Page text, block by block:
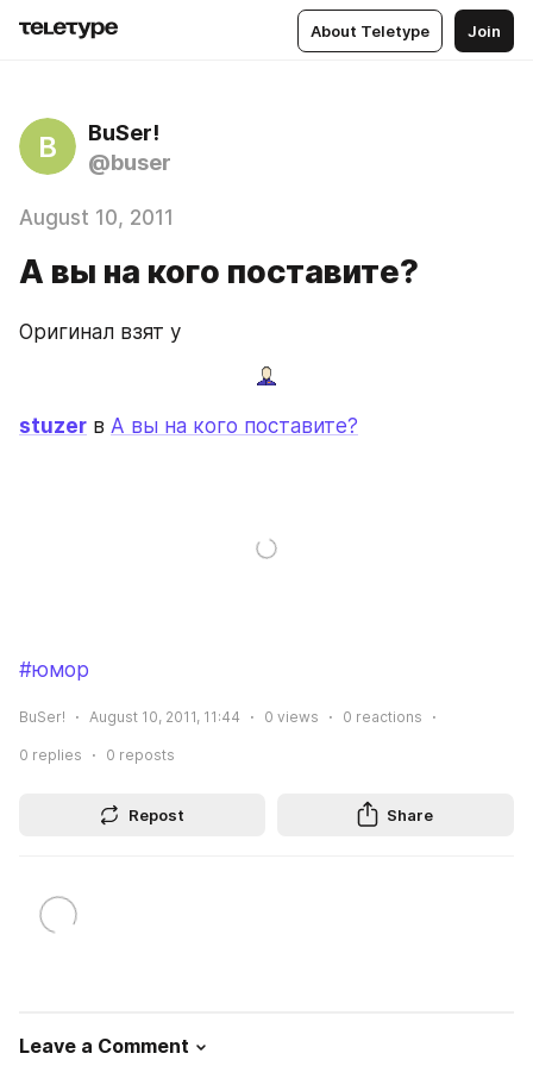
About Teletype Join
B
BuSer!
@buser
August 10, 2011
А вы на кого поставите?
Оригинал взят у
stuzer в А вы на кого поставите?
#юмор
BuSer! August 10, 2011, 11:44 0 views 0 reactions
0 replies 0 reposts
Repost Share
Leave a Comment